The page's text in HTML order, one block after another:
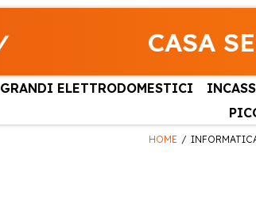
CASA
GRANDI ELETTRODOMESTICI
HOME